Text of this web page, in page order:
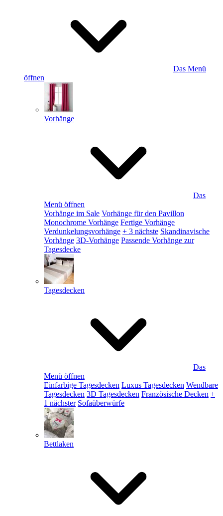
Das Menü
öffnen
Vorhänge
Das
Menü öffnen
Vorhänge im Sale Vorhänge für den Pavillon
Monochrome Vorhänge Fertige Vorhänge
Verdunkelungsvorhänge + 3 nächste Skandinavische
Vorhänge 3D-Vorhänge Passende Vorhänge zur
Tagesdecke
Tagesdecken
Das
Menü öffnen
Einfarbige Tagesdecken Luxus Tagesdecken Wendbare
Tagesdecken 3D Tagesdecken Französische Decken +
1 nächster Sofaüberwürfe
Bettlaken